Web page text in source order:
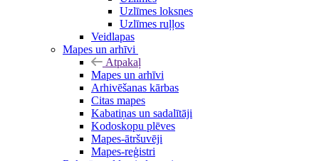
Uzlīmes loksnes
Uzlīmes ruļļos
Veidlapas
Mapes un arhīvi
Atpakaļ
Mapes un arhīvi
Arhivēšanas kārbas
Citas mapes
Kabatiņas un sadalītāji
Kodoskopu plēves
Mapes-ātršuvēji
Mapes-reģistri